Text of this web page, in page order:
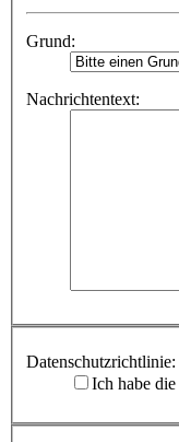
Grund:
Nachrichtentext:
Datenschutzrichtlinie:
Ich habe die